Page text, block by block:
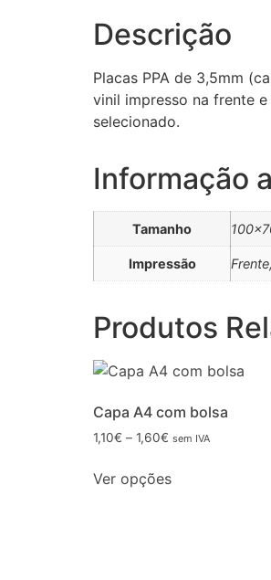
Descrição
Placas PPA de 3,5mm
vinil impresso na frente
selecionado.
Informação
Tamanho
Impressão
Produtos
Capa A4 com bolsa
1,10€ – 1,60€ sem IVA
Ver opções